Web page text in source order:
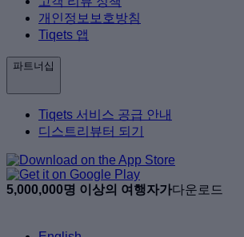
개인정보보호방침
Tiqets 앱
파트너십
Tiqets 서비스 공급 안내
디스트리뷰터 되기
5,000,000명 이상의 여행자가다운로드